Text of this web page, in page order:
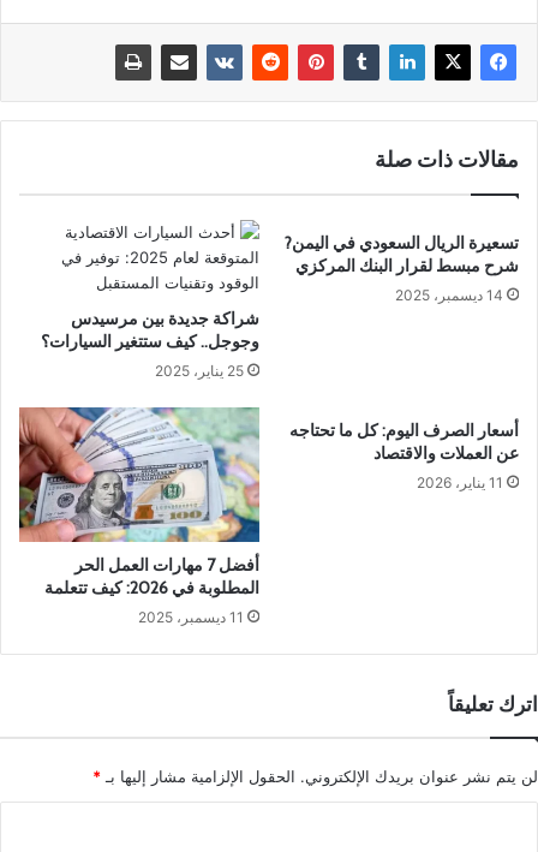
مقالات ذات صلة
تسعيرة الريال السعودي في اليمن?
شرح مبسط لقرار البنك المركزي
14 ديسمبر، 2025
شراكة جديدة بين مرسيدس
وجوجل.. كيف ستتغير السيارات؟
25 يناير، 2025
أسعار الصرف اليوم: كل ما تحتاجه
عن العملات والاقتصاد
11 يناير، 2026
أفضل 7 مهارات العمل الحر
المطلوبة في 2026: كيف تتعلمة
11 ديسمبر، 2025
اترك تعليقاً
لن يتم نشر عنوان بريدك الإلكتروني. الحقول الإلزامية مشار إليها بـ*